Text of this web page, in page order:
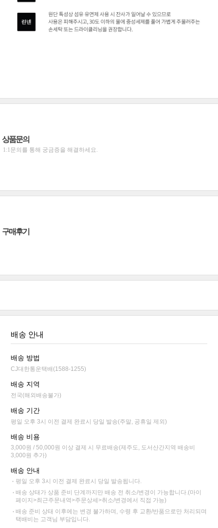
상품문의
1:1문의를 통해 궁금증을 해결하세요.
구매후기
배송 안내
배송 방법
CJ대한통운택배(1588-1255)
배송 지역
전국(해외배송불가)
배송 기간
평일 오후 3시 이전 결제 완료시 당일 발송(주말, 공휴일 제외)
배송 비용
3,000원 / 50,000원 이상 결제 시 무료배송(제주도, 도서산간지역 배송비
3,000원 추가)
배송 안내
평일 오후 3시 이전 결제 완료시 당일 발송됩니다.
배송 상태가 상품 준비 단계까지만 배송 전 취소/변경이 가능합니다.(마이
페이지>최근주문내역>주문상세>취소/변경에서 직접 가능)
배송 준비 상태 이후에는 변경 불가하며, 수령 후 교환/반품으로만 처리되며
택배비는 고객님 부담입니다.